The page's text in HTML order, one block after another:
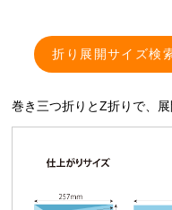
折り展開サイズ検
巻き三つ折りとZ折りで、展